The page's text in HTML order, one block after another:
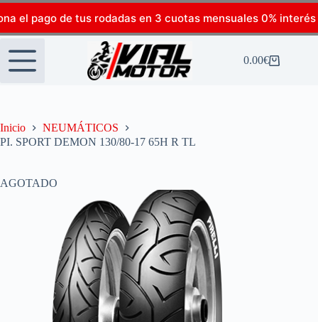
el pago de tus rodadas en 3 cuotas mensuales 0% interés
0.00€
Inicio
NEUMÁTICOS
PI. SPORT DEMON 130/80-17 65H R TL
AGOTADO